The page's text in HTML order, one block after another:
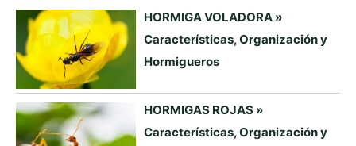
HORMIGA VOLADORA »
Características, Organización y
Hormigueros
HORMIGAS ROJAS »
Características, Organización y